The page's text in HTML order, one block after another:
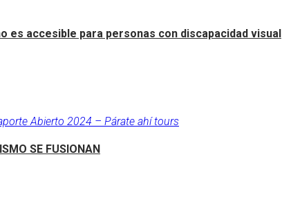
es accesible para personas con discapacidad visual
Abierto 2024 – Párate ahí tours
SE FUSIONAN